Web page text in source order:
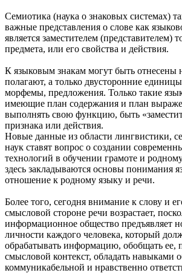
Семиотика (наука о знаковых системах)
важные представления о слове как
является заместителем (представителем)
предмета, или его свойства и действия.
К языковым знакам могут быть отнесены
полагают, а только двусторонние
морфемы, предложения. Только такие
имеющие план содержания и план
выполнять свою функцию, быть
признака или действия.
Новые данные из области лингвистики,
наук ставят вопрос о создании
технологий в обучении грамоте и
здесь закладываются основы понимания
отношение к родному языку и речи.
Более того, сегодня внимание к слову и
смысловой стороне речи возрастает,
информационное общество предъявляет
личности каждого человека, который
обрабатывать информацию, обобщать ее,
смысловой контекст, обладать навыками
коммуникабельной и нравственно